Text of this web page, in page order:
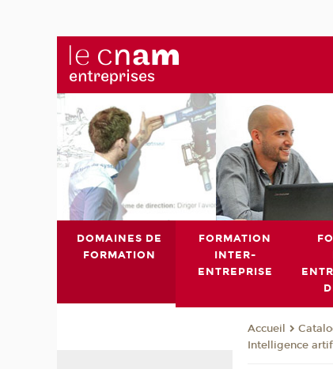
DOMAINES DE
FORMATION
FORMATION
INTER-
ENTREPRISE
Accueil
Intelligence